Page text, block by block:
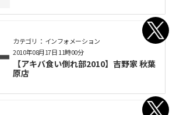
カテゴリ： インフォメーション
【アキバ食い倒れ部2010】吉野家 秋葉
原店
2010年08月17日 11時00分